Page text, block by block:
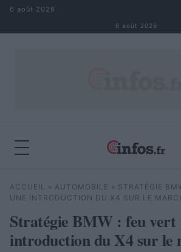
Aller au contenu
6 août 2026
6 août 2026
Rechercher
ACCUEIL » AUTOMOBILE » STRATÉGIE
UNE INTRODUCTION DU X4 SUR LE
Stratégie BMW : feu vert
introduction du X4 sur le